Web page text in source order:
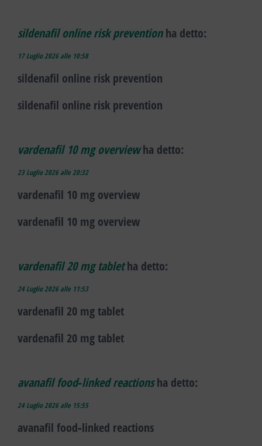
sildenafil online risk prevention ha detto:
17 Luglio 2026 alle 10:58
sildenafil online risk prevention
sildenafil online risk prevention
vardenafil 10 mg overview ha detto:
23 Luglio 2026 alle 20:32
vardenafil 10 mg overview
vardenafil 10 mg overview
vardenafil 20 mg tablet ha detto:
24 Luglio 2026 alle 11:53
vardenafil 20 mg tablet
vardenafil 20 mg tablet
avanafil food‑linked reactions ha detto:
24 Luglio 2026 alle 15:55
avanafil food‑linked reactions